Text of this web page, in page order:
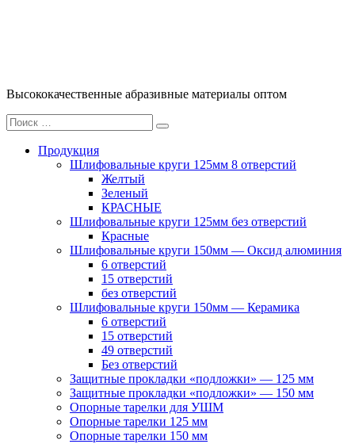
Высококачественные абразивные материалы оптом
Искать:
Поиск
Продукция
Шлифовальные круги 125мм 8 отверстий
Желтый
Зеленый
КРАСНЫЕ
Шлифовальные круги 125мм без отверстий
Красные
Шлифовальные круги 150мм — Оксид алюминия
6 отверстий
15 отверстий
без отверстий
Шлифовальные круги 150мм — Керамика
6 отверстий
15 отверстий
49 отверстий
Без отверстий
Защитные прокладки «подложки» — 125 мм
Защитные прокладки «подложки» — 150 мм
Опорные тарелки для УШМ
Опорные тарелки 125 мм
Опорные тарелки 150 мм